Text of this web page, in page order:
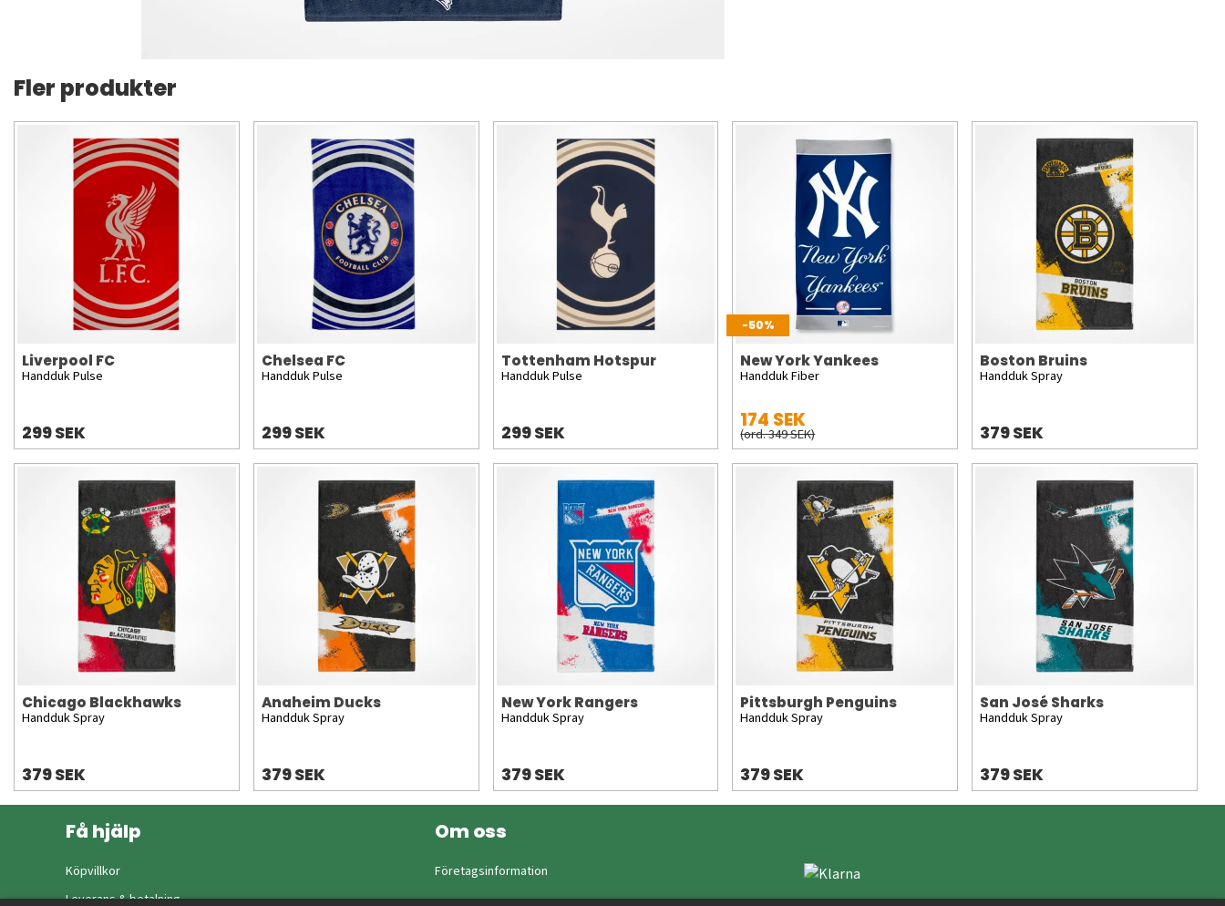
Fler produkter
Liverpool FC
Handduk Pulse
299 SEK
Chelsea FC
Handduk Pulse
299 SEK
Tottenham Hotspur
Handduk Pulse
299 SEK
-50%
New York Yankees
Handduk Fiber
174 SEK
(ord. 349 SEK)
Boston Bruins
Handduk Spray
379 SEK
Chicago Blackhawks
Handduk Spray
379 SEK
Anaheim Ducks
Handduk Spray
379 SEK
New York Rangers
Handduk Spray
379 SEK
Pittsburgh Penguins
Handduk Spray
379 SEK
San José Sharks
Handduk Spray
379 SEK
Få hjälp
Köpvillkor
Leverans & betalning
Om oss
Företagsinformation